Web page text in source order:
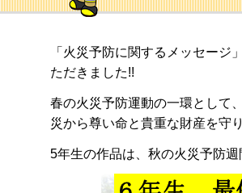
「火災予防に関するメッセー
ただきました!!
春の火災予防運動の一環として
災から尊い命と貴重な財産を守
5年生の作品は、秋の火災予防